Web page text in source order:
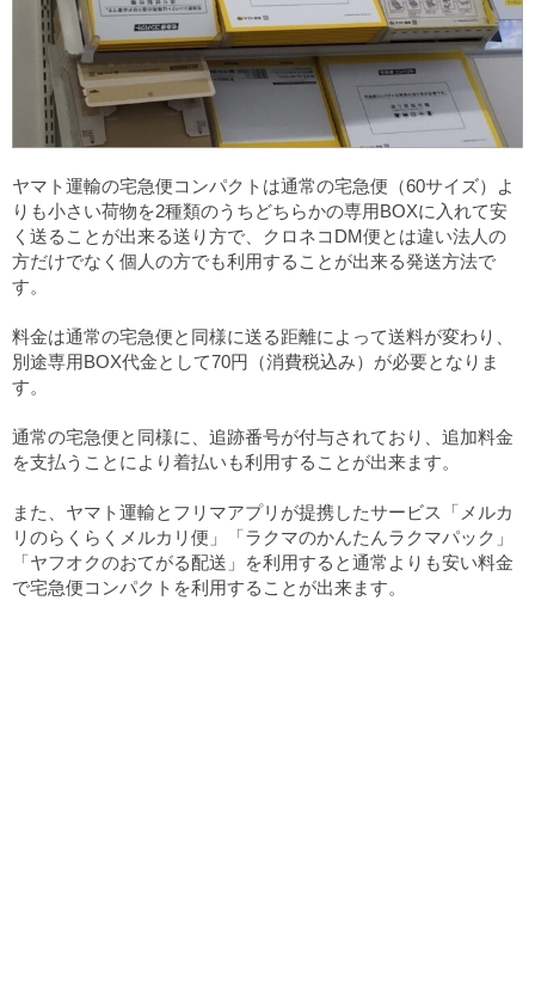
ヤマト運輸の宅急便コンパクトは通常の宅急便（60サイズ）よ
りも小さい荷物を2種類のうちどちらかの専用BOXに入れて安
く送ることが出来る送り方で、クロネコDM便とは違い法人の
方だけでなく個人の方でも利用することが出来る発送方法で
す。
料金は通常の宅急便と同様に送る距離によって送料が変わり、
別途専用BOX代金として70円（消費税込み）が必要となりま
す。
通常の宅急便と同様に、追跡番号が付与されており、追加料金
を支払うことにより着払いも利用することが出来ます。
また、ヤマト運輸とフリマアプリが提携したサービス「メルカ
リのらくらくメルカリ便」「ラクマのかんたんラクマパック」
「ヤフオクのおてがる配送」を利用すると通常よりも安い料金
で宅急便コンパクトを利用することが出来ます。